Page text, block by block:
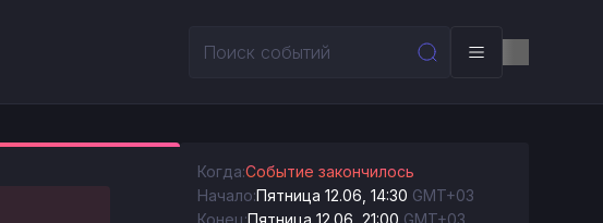
Когда:Событие закончилось
Начало:Пятница 12.06, 14:30 GMT+03
Конец:Пятница 12.06, 21:00 GMT+03